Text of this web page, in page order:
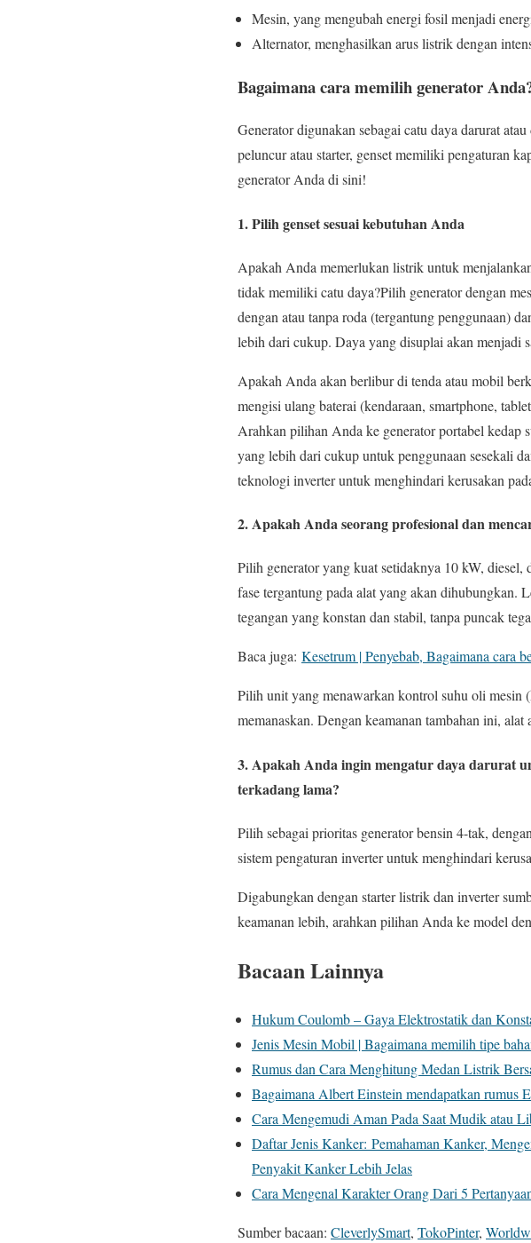
Mesin, yang mengubah energi fosil menjadi
Alternator, menghasilkan arus listrik dengan
Bagaimana cara memilih generator
Generator digunakan sebagai catu daya darurat
peluncur atau starter, genset memiliki pengaturan
generator Anda di sini!
1. Pilih genset sesuai kebutuhan Anda
Apakah Anda memerlukan listrik untuk
tidak memiliki catu daya?Pilih generator dengan
dengan atau tanpa roda (tergantung penggunaan)
lebih dari cukup. Daya yang disuplai akan menjadi
Apakah Anda akan berlibur di tenda atau mobil
mengisi ulang baterai (kendaraan, smartphone,
Arahkan pilihan Anda ke generator portabel kedap
yang lebih dari cukup untuk penggunaan sesekali
teknologi inverter untuk menghindari kerusakan
2. Apakah Anda seorang profesional dan
Pilih generator yang kuat setidaknya 10 kW, diesel,
fase tergantung pada alat yang akan
tegangan yang konstan dan stabil, tanpa puncak
Baca juga: Kesetrum | Penyebab, Bagaimana cara
Pilih unit yang menawarkan kontrol suhu oli mesin
memanaskan. Dengan keamanan tambahan ini,
3. Apakah Anda ingin mengatur daya darurat
terkadang lama?
Pilih sebagai prioritas generator bensin 4-tak,
sistem pengaturan inverter untuk menghindari
Digabungkan dengan starter listrik dan inverter
keamanan lebih, arahkan pilihan Anda ke model
Bacaan Lainnya
Hukum Coulomb – Gaya Elektrostatik dan
Jenis Mesin Mobil | Bagaimana memilih tipe
Rumus dan Cara Menghitung Medan Listrik
Bagaimana Albert Einstein mendapatkan rumus
Cara Mengemudi Aman Pada Saat Mudik atau
Daftar Jenis Kanker: Pemahaman Kanker,
Penyakit Kanker Lebih Jelas
Cara Mengenal Karakter Orang Dari 5
Sumber bacaan: CleverlySmart, TokoPinter,